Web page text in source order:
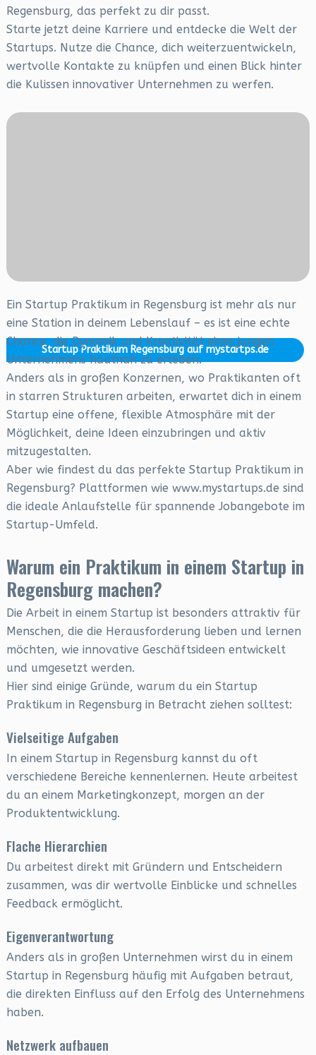
Regensburg, das perfekt zu dir passt.
Starte jetzt deine Karriere und entdecke die Welt der
Startups. Nutze die Chance, dich weiterzuentwickeln,
wertvolle Kontakte zu knüpfen und einen Blick hinter
die Kulissen innovativer Unternehmen zu werfen.
Startup Praktikum Regensburg auf mystartps.de
Ein Startup Praktikum in Regensburg ist mehr als nur
eine Station in deinem Lebenslauf – es ist eine echte
Chance, die Dynamik und Kreativität eines jungen
Unternehmens hautnah zu erleben.
Anders als in großen Konzernen, wo Praktikanten oft
in starren Strukturen arbeiten, erwartet dich in einem
Startup eine offene, flexible Atmosphäre mit der
Möglichkeit, deine Ideen einzubringen und aktiv
mitzugestalten.
Aber wie findest du das perfekte Startup Praktikum in
Regensburg? Plattformen wie www.mystartups.de sind
die ideale Anlaufstelle für spannende Jobangebote im
Startup-Umfeld.
Warum ein Praktikum in einem Startup in
Regensburg machen?
Die Arbeit in einem Startup ist besonders attraktiv für
Menschen, die die Herausforderung lieben und lernen
möchten, wie innovative Geschäftsideen entwickelt
und umgesetzt werden.
Hier sind einige Gründe, warum du ein Startup
Praktikum in Regensburg in Betracht ziehen solltest:
Vielseitige Aufgaben
In einem Startup in Regensburg kannst du oft
verschiedene Bereiche kennenlernen. Heute arbeitest
du an einem Marketingkonzept, morgen an der
Produktentwicklung.
Flache Hierarchien
Du arbeitest direkt mit Gründern und Entscheidern
zusammen, was dir wertvolle Einblicke und schnelles
Feedback ermöglicht.
Eigenverantwortung
Anders als in großen Unternehmen wirst du in einem
Startup in Regensburg häufig mit Aufgaben betraut,
die direkten Einfluss auf den Erfolg des Unternehmens
haben.
Netzwerk aufbauen